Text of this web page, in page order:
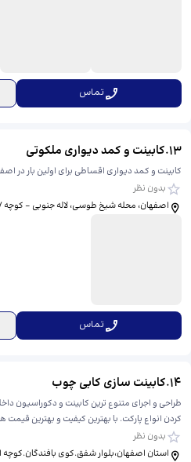
تماس
13
.کابینت و کمد دیواری ملکوتی
کابینت و کمد دیواری اقساطی برای اولین بار در
بدون نظر
اصفهان، محله شیخ طوسی، لاله جنوبی - کوچه ۳۷
تماس
14
.کابینت سازی کابی چوب
طراحی و اجرای متنوع ترین کابینت و دکوراسیون
کردن انواع پارکت. با بهترین کیفیت و بهترین قیمت
بدون نظر
استان اصفهان،بلوار شفق.کوی بافندگان.کوچه